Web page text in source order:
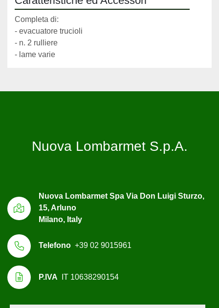
Completa di:
- evacuatore trucioli
- n. 2 rulliere
- lame varie
Nuova Lombarmet S.p.A.
Nuova Lombarmet Spa Via Don Luigi Sturzo,
15, Arluno
Milano, Italy
Telefono +39 02 9015961
P.IVA IT 10638290154